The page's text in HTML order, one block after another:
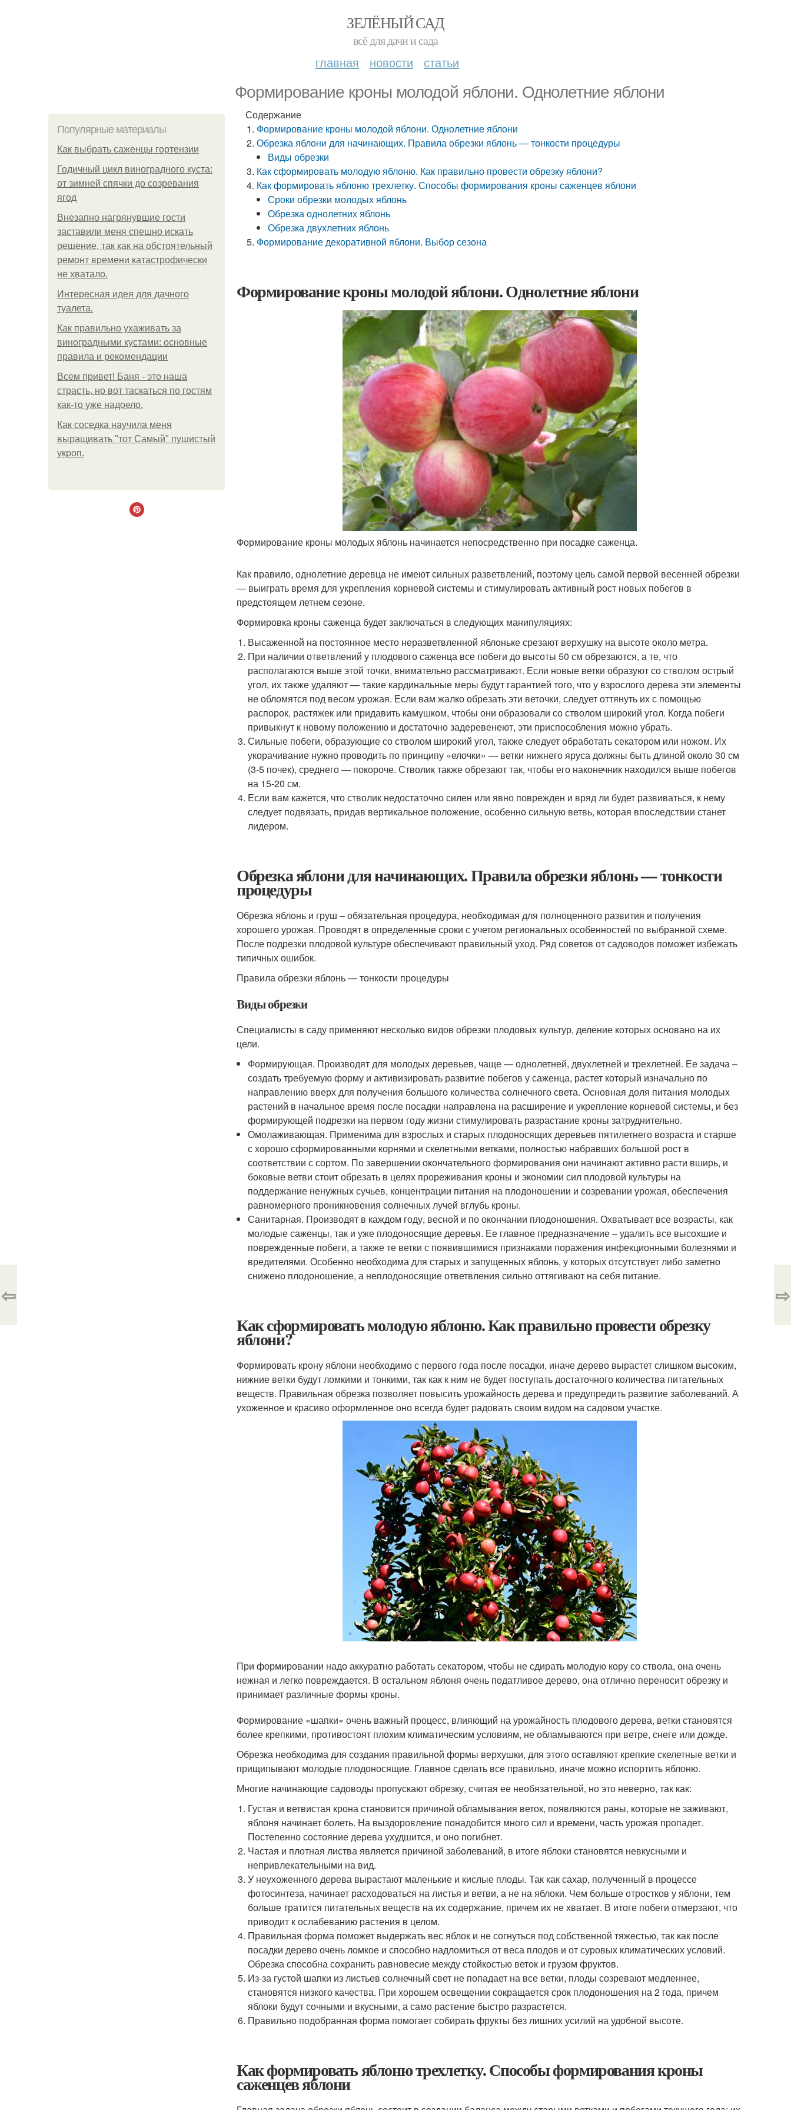
ЗЕЛЁНЫЙ САД
всё для дачи и сада
главная новости статьи
Формирование кроны молодой яблони. Однолетние яблони
Популярные материалы
Как выбрать саженцы гортензии
Годичный цикл виноградного куста:
от зимней спячки до созревания
ягод
Внезапно нагрянувшие гости
заставили меня спешно искать
решение, так как на обстоятельный
ремонт времени катастрофически
не хватало.
Интересная идея для дачного
туалета.
Как правильно ухаживать за
виноградными кустами: основные
правила и рекомендации
Всем привет! Баня - это наша
страсть, но вот таскаться по гостям
как-то уже надоело.
Как соседка научила меня
выращивать "тот Самый" пушистый
укроп.
Содержание
Формирование кроны молодой яблони. Однолетние яблони
Обрезка яблони для начинающих. Правила обрезки яблонь — тонкости процедуры
Виды обрезки
Как сформировать молодую яблоню. Как правильно провести обрезку яблони?
Как формировать яблоню трехлетку. Способы формирования кроны саженцев яблони
Сроки обрезки молодых яблонь
Обрезка однолетних яблонь
Обрезка двухлетних яблонь
Формирование декоративной яблони. Выбор сезона
Формирование кроны молодой яблони. Однолетние яблони
Формирование кроны молодых яблонь начинается непосредственно при посадке саженца.
Как правило, однолетние деревца не имеют сильных разветвлений, поэтому цель самой первой весенней обрезки
— выиграть время для укрепления корневой системы и стимулировать активный рост новых побегов в
предстоящем летнем сезоне.
Формировка кроны саженца будет заключаться в следующих манипуляциях:
Высаженной на постоянное место неразветвленной яблоньке срезают верхушку на высоте около метра.
При наличии ответвлений у плодового саженца все побеги до высоты 50 см обрезаются, а те, что
располагаются выше этой точки, внимательно рассматривают. Если новые ветки образуют со стволом острый
угол, их также удаляют — такие кардинальные меры будут гарантией того, что у взрослого дерева эти элементы
не обломятся под весом урожая. Если вам жалко обрезать эти веточки, следует оттянуть их с помощью
распорок, растяжек или придавить камушком, чтобы они образовали со стволом широкий угол. Когда побеги
привыкнут к новому положению и достаточно задеревенеют, эти приспособления можно убрать.
Сильные побеги, образующие со стволом широкий угол, также следует обработать секатором или ножом. Их
укорачивание нужно проводить по принципу «елочки» — ветки нижнего яруса должны быть длиной около 30 см
(3-5 почек), среднего — покороче. Стволик также обрезают так, чтобы его наконечник находился выше побегов
на 15-20 см.
Если вам кажется, что стволик недостаточно силен или явно поврежден и вряд ли будет развиваться, к нему
следует подвязать, придав вертикальное положение, особенно сильную ветвь, которая впоследствии станет
лидером.
Обрезка яблони для начинающих. Правила обрезки яблонь — тонкости
процедуры
Обрезка яблонь и груш – обязательная процедура, необходимая для полноценного развития и получения
хорошего урожая. Проводят в определенные сроки с учетом региональных особенностей по выбранной схеме.
После подрезки плодовой культуре обеспечивают правильный уход. Ряд советов от садоводов поможет избежать
типичных ошибок.
Правила обрезки яблонь — тонкости процедуры
Виды обрезки
Специалисты в саду применяют несколько видов обрезки плодовых культур, деление которых основано на их
цели.
Формирующая. Производят для молодых деревьев, чаще — однолетней, двухлетней и трехлетней. Ее задача –
создать требуемую форму и активизировать развитие побегов у саженца, растет который изначально по
направлению вверх для получения большого количества солнечного света. Основная доля питания молодых
растений в начальное время после посадки направлена на расширение и укрепление корневой системы, и без
формирующей подрезки на первом году жизни стимулировать разрастание кроны затруднительно.
Омолаживающая. Применима для взрослых и старых плодоносящих деревьев пятилетнего возраста и старше
с хорошо сформированными корнями и скелетными ветками, полностью набравших большой рост в
соответствии с сортом. По завершении окончательного формирования они начинают активно расти вширь, и
боковые ветви стоит обрезать в целях прореживания кроны и экономии сил плодовой культуры на
поддержание ненужных сучьев, концентрации питания на плодоношении и созревании урожая, обеспечения
равномерного проникновения солнечных лучей вглубь кроны.
Санитарная. Производят в каждом году, весной и по окончании плодоношения. Охватывает все возрасты, как
молодые саженцы, так и уже плодоносящие деревья. Ее главное предназначение – удалить все высохшие и
поврежденные побеги, а также те ветки с появившимися признаками поражения инфекционными болезнями и
вредителями. Особенно необходима для старых и запущенных яблонь, у которых отсутствует либо заметно
снижено плодоношение, а неплодоносящие ответвления сильно оттягивают на себя питание.
Как сформировать молодую яблоню. Как правильно провести обрезку
яблони?
Формировать крону яблони необходимо с первого года после посадки, иначе дерево вырастет слишком высоким,
нижние ветки будут ломкими и тонкими, так как к ним не будет поступать достаточного количества питательных
веществ. Правильная обрезка позволяет повысить урожайность дерева и предупредить развитие заболеваний. А
ухоженное и красиво оформленное оно всегда будет радовать своим видом на садовом участке.
При формировании надо аккуратно работать секатором, чтобы не сдирать молодую кору со ствола, она очень
нежная и легко повреждается. В остальном яблоня очень податливое дерево, она отлично переносит обрезку и
принимает различные формы кроны.
Формирование «шапки» очень важный процесс, влияющий на урожайность плодового дерева, ветки становятся
более крепкими, противостоят плохим климатическим условиям, не обламываются при ветре, снеге или дожде.
Обрезка необходима для создания правильной формы верхушки, для этого оставляют крепкие скелетные ветки и
прищипывают молодые плодоносящие. Главное сделать все правильно, иначе можно испортить яблоню.
Многие начинающие садоводы пропускают обрезку, считая ее необязательной, но это неверно, так как:
Густая и ветвистая крона становится причиной обламывания веток, появляются раны, которые не заживают,
яблоня начинает болеть. На выздоровление понадобится много сил и времени, часть урожая пропадет.
Постепенно состояние дерева ухудшится, и оно погибнет.
Частая и плотная листва является причиной заболеваний, в итоге яблоки становятся невкусными и
непривлекательными на вид.
У неухоженного дерева вырастают маленькие и кислые плоды. Так как сахар, полученный в процессе
фотосинтеза, начинает расходоваться на листья и ветви, а не на яблоки. Чем больше отростков у яблони, тем
больше тратится питательных веществ на их содержание, причем их не хватает. В итоге побеги отмерзают, что
приводит к ослабеванию растения в целом.
Правильная форма поможет выдержать вес яблок и не согнуться под собственной тяжестью, так как после
посадки дерево очень ломкое и способно надломиться от веса плодов и от суровых климатических условий.
Обрезка способна сохранить равновесие между стойкостью веток и грузом фруктов.
Из-за густой шапки из листьев солнечный свет не попадает на все ветки, плоды созревают медленнее,
становятся низкого качества. При хорошем освещении сокращается срок плодоношения на 2 года, причем
яблоки будут сочными и вкусными, а само растение быстро разрастется.
Правильно подобранная форма помогает собирать фрукты без лишних усилий на удобной высоте.
Как формировать яблоню трехлетку. Способы формирования кроны
саженцев яблони
⇦ ⇨